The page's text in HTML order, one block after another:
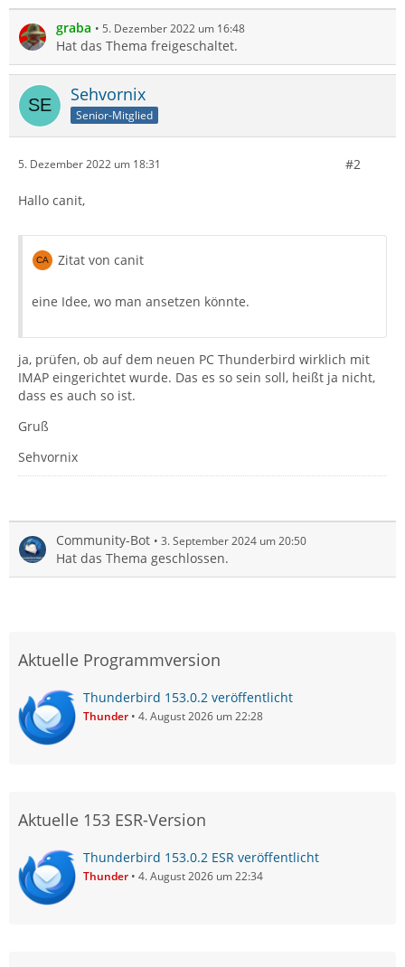
graba 5. Dezember 2022 um 16:48
Hat das Thema freigeschaltet.
Sehvornix
Senior-Mitglied
5. Dezember 2022 um 18:31 #2
Hallo canit,
Zitat von canit
eine Idee, wo man ansetzen könnte.
ja, prüfen, ob auf dem neuen PC Thunderbird wirklich mit
IMAP eingerichtet wurde. Das es so sein soll, heißt ja nicht,
dass es auch so ist.
Gruß
Sehvornix
Community-Bot 3. September 2024 um 20:50
Hat das Thema geschlossen.
Aktuelle Programmversion
Thunderbird 153.0.2 veröffentlicht
Thunder 4. August 2026 um 22:28
Aktuelle 153 ESR-Version
Thunderbird 153.0.2 ESR veröffentlicht
Thunder 4. August 2026 um 22:34